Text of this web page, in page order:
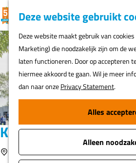
Deze website gebruikt
Deze website maakt gebruik van
Marketing) die noodzakelijk zijn om de
laten functioneren. Door op accepteren
hiermee akkoord te gaan. Wil je meer
dan naar onzePrivacy Statement.
Alles
Alleen
G
a
n
a
r
d
e
h
m
F
v
o
r
i
e
t
e
n
K
a
a
r
t
Z
e
k
e
n
Kunstfort Vijfhuizen
Vijfhuizen Voeg toe als favoriet